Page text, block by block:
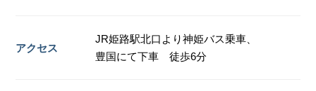
アクセス
JR姫路駅北口より神姫バス乗車、
豊国にて下車 徒歩6分